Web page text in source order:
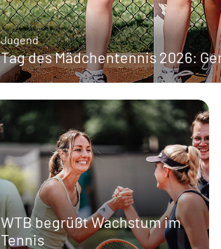
Jugend
Tag des Mädchentennis 2026:
WTB begrüßt Wachstum im
Tennis